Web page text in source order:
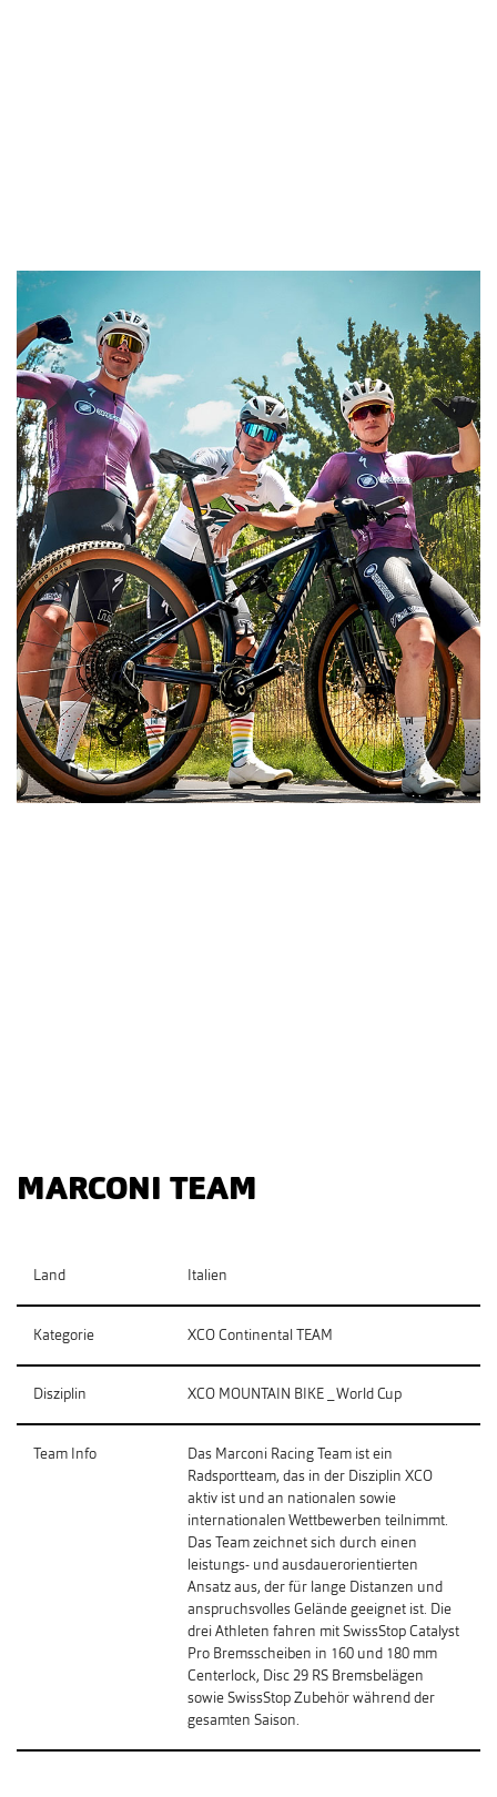
MARCONI TEAM
Land Italien
Kategorie XCO Continental TEAM
Disziplin XCO MOUNTAIN BIKE _ World Cup
Team Info
Das Marconi Racing Team ist ein
Radsportteam, das in der Disziplin XCO
aktiv ist und an nationalen sowie
internationalen Wettbewerben teilnimmt.
Das Team zeichnet sich durch einen
leistungs- und ausdauerorientierten
Ansatz aus, der für lange Distanzen und
anspruchsvolles Gelände geeignet ist. Die
drei Athleten fahren mit SwissStop Catalyst
Pro Bremsscheiben in 160 und 180 mm
Centerlock, Disc 29 RS Bremsbelägen
sowie SwissStop Zubehör während der
gesamten Saison.